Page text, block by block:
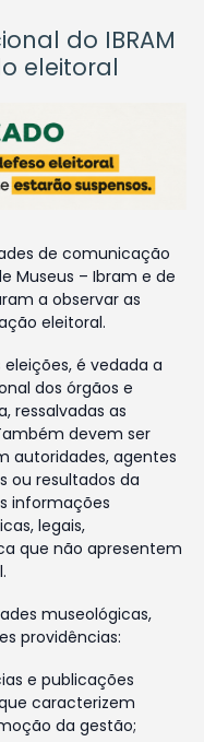
do IBRAM
eleitoral
de comunicação
Museus – Ibram e de
a observar as
eleitoral.
é vedada a
dos órgãos e
ressalvadas as
devem ser
autoridades, agentes
ou resultados da
informações
legais,
que não apresentem
museológicas,
providências:
e publicações
caracterizem
da gestão;